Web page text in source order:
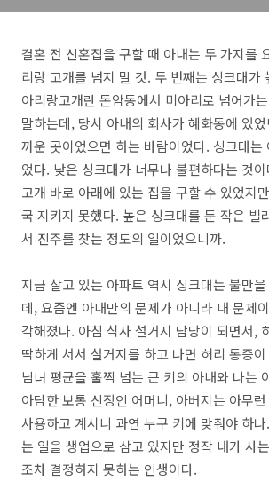
결혼 전 신혼집을 구할 때 아내는 두 가지를
리랑 고개를 넘지 말 것. 두 번째는 싱크대가
아리랑고개란 돈암동에서 미아리로 넘어가
말하는데, 당시 아내의 회사가 혜화동에 있
까운 곳이었으면 하는 바람이었다. 싱크대는
었다. 낮은 싱크대가 너무나 불편하다는 것
고개 바로 아래에 있는 집을 구할 수 있었지
국 지키지 못했다. 높은 싱크대를 둔 작은 빌
서 진주를 찾는 정도의 일이었으니까.
지금 살고 있는 아파트 역시 싱크대는 불만
데, 요즘엔 아내만의 문제가 아니라 내 문제
각해졌다. 아침 식사 설거지 담당이 되면서,
딱하게 서서 설거지를 하고 나면 허리 통증
남녀 평균을 훌쩍 넘는 큰 키의 아내와 나는
아담한 보통 신장인 어머니, 아버지는 아무
사용하고 계시니 과연 누구 키에 맞춰야 하
는 일을 생업으로 삼고 있지만 정작 내가 사
조차 결정하지 못하는 인생이다.